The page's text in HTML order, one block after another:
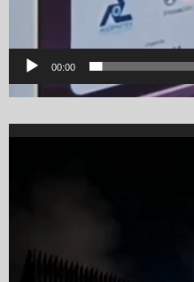
00:00
Video